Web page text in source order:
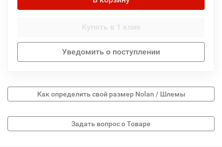
Купить в 1 клик
Уведомить о поступлении
Как определить свой размер Nolan / Шлемы